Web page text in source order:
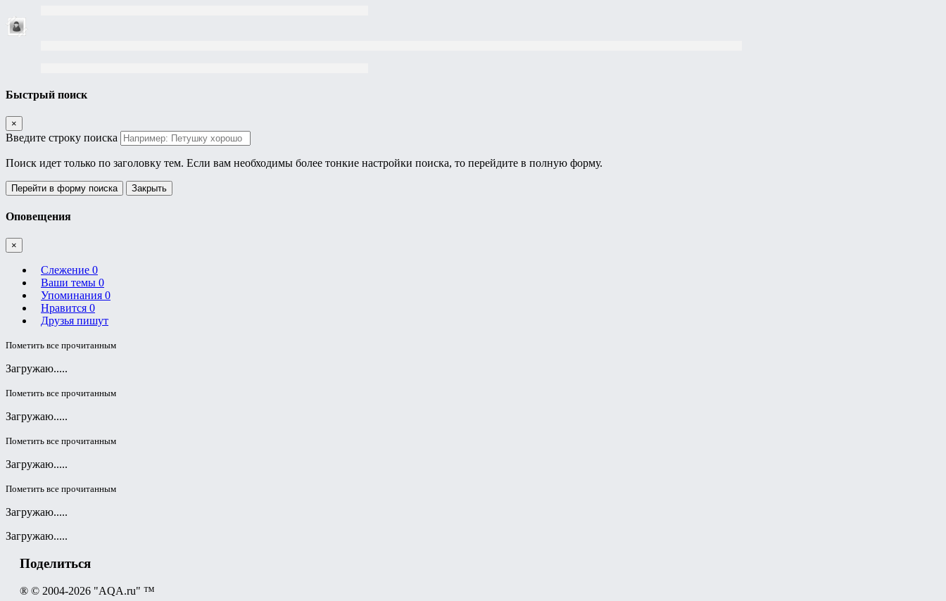
Быстрый поиск
×
Введите строку поиска
Поиск идет только по заголовку тем. Если вам необходимы более тонкие настройки поиска, то перейдите в полную форму.
Перейти в форму поиска Закрыть
Оповещения
×
Слежение 0
Ваши темы 0
Упоминания 0
Нравится 0
Друзья пишут
Пометить все прочитанным
Загружаю.....
Пометить все прочитанным
Загружаю.....
Пометить все прочитанным
Загружаю.....
Пометить все прочитанным
Загружаю.....
Загружаю.....
Поделиться
® © 2004-2026 "AQA.ru" ™